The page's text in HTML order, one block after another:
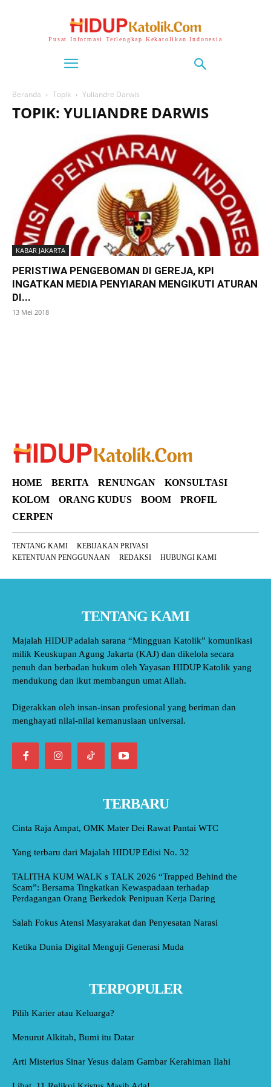
Pusat Informasi Terlengkap Kekatolikan Indonesia
Beranda Topik Yuliandre Darwis
TOPIK: YULIANDRE DARWIS
KABAR JAKARTA
PERISTIWA PENGEBOMAN DI GEREJA, KPI
INGATKAN MEDIA PENYIARAN MENGIKUTI ATURAN
DI...
13 Mei 2018
HOME BERITA RENUNGAN
KONSULTASI
KOLOM
ORANG KUDUS BOOM
PROFIL
CERPEN
TENTANG KAMI
KEBIJAKAN PRIVASI
KETENTUAN PENGGUNAAN
REDAKSI HUBUNGI KAMI
TENTANG KAMI
Majalah HIDUP adalah sarana “Mingguan Katolik” komunikasi
milik Keuskupan Agung Jakarta (KAJ) dan dikelola secara
penuh dan berbadan hukum oleh Yayasan HIDUP Katolik yang
mendukung dan ikut membangun umat Allah.
Digerakkan oleh insan-insan profesional yang beriman dan
menghayati nilai-nilai kemanusiaan universal.
TERBARU
Cinta Raja Ampat, OMK Mater Dei Rawat Pantai WTC
Yang terbaru dari Majalah HIDUP Edisi No. 32
TALITHA KUM WALK s TALK 2026 “Trapped Behind the
Scam”: Bersama Tingkatkan Kewaspadaan terhadap
Perdagangan Orang Berkedok Penipuan Kerja Daring
Salah Fokus Atensi Masyarakat dan Penyesatan Narasi
Ketika Dunia Digital Menguji Generasi Muda
TERPOPULER
Pilih Karier atau Keluarga?
Menurut Alkitab, Bumi itu Datar
Arti Misterius Sinar Yesus dalam Gambar Kerahiman Ilahi